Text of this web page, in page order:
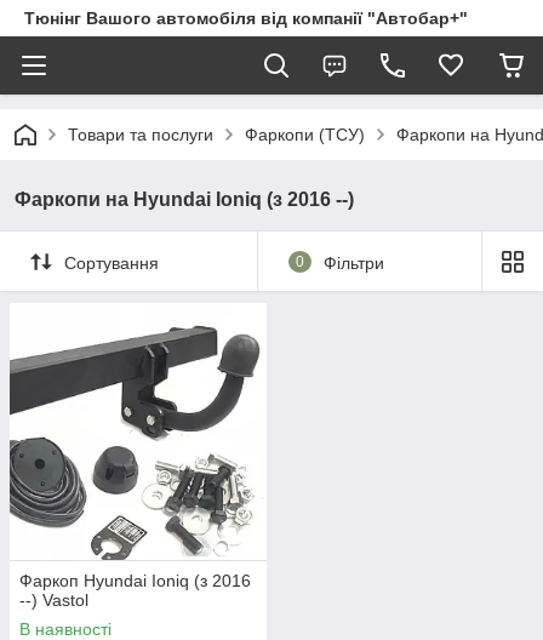
Тюнінг Вашого автомобіля від компанії "Автобар+"
Товари та послуги Фаркопи (ТСУ) Фаркопи на
Фаркопи на Hyundai Ioniq (з 2016 --)
Сортування 0 Фільтри
Фаркоп Hyundai Ioniq (з 2016
--) Vastol
В наявності